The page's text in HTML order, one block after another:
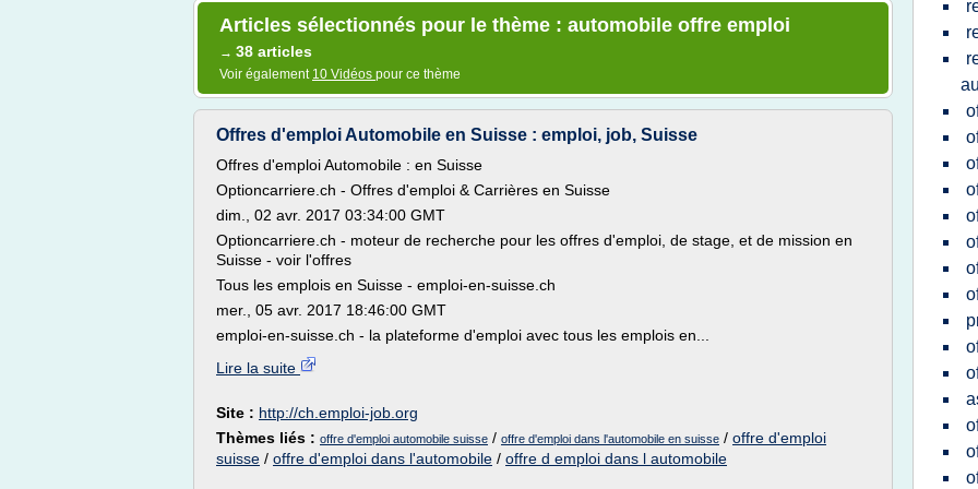
Articles sélectionnés pour le thème : automobile offre emploi
→ 38 articles
Voir également 10 Vidéos pour ce thème
Offres d'emploi Automobile en Suisse : emploi, job, Suisse
Offres d'emploi Automobile : en Suisse
Optioncarriere.ch - Offres d'emploi & Carrières en Suisse
dim., 02 avr. 2017 03:34:00 GMT
Optioncarriere.ch - moteur de recherche pour les offres d'emploi, de stage, et de mission en
Suisse - voir l'offres
Tous les emplois en Suisse - emploi-en-suisse.ch
mer., 05 avr. 2017 18:46:00 GMT
emploi-en-suisse.ch - la plateforme d'emploi avec tous les emplois en...
Lire la suite
Site : http://ch.emploi-job.org
Thèmes liés : offre d'emploi automobile suisse / offre d'emploi dans l'automobile en suisse / offre d'emploi
suisse / offre d'emploi dans l'automobile / offre d emploi dans l automobile